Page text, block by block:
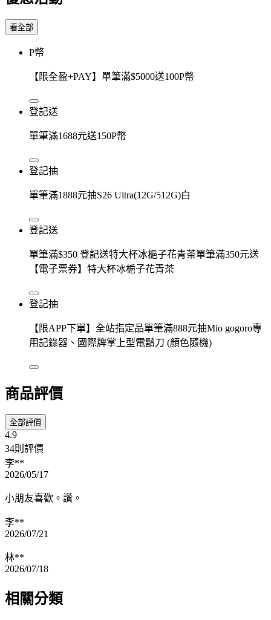
看全部
P幣
【限全盈+PAY】單筆滿$5000送100P幣
登記送
單筆滿1688元送150P幣
登記抽
單筆滿1888元抽S26 Ultra(12G/512G)白
登記送
單筆滿$350 登記送特大杯冰梔子花青茶單筆滿350元送
【電子票券】特大杯冰梔子花青茶
登記抽
【限APP下單】全站指定品單筆滿888元抽Mio gogoro專
用記錄器、國際牌掌上型電鬍刀 (顏色隨機)
商品評價
全部評價
4.9
34則評價
李**
2026/05/17
小朋友喜歡。讚。
李**
2026/07/21
林**
2026/07/18
相關分類